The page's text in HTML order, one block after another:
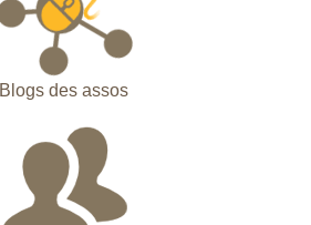
Blogs des assos